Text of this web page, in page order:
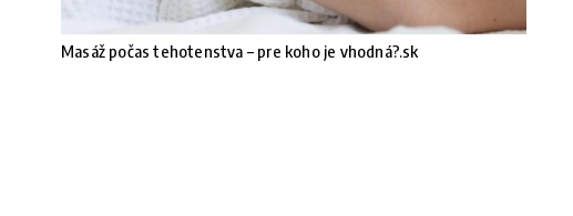
Masáž počas tehotenstva – pre koho je vhodná?.sk